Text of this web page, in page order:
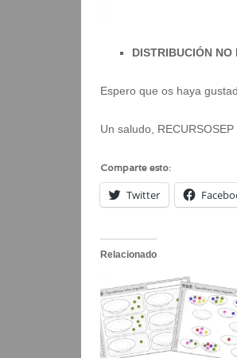
DISTRIBUCIÓN
Espero que os haya
Un saludo, RECURSOSEP
Comparte esto:
Twitter
Relacionado